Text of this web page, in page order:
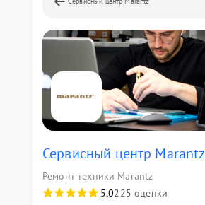
Сервисный центр Marantz
Ремонт техники Marantz
5,0225 оценки